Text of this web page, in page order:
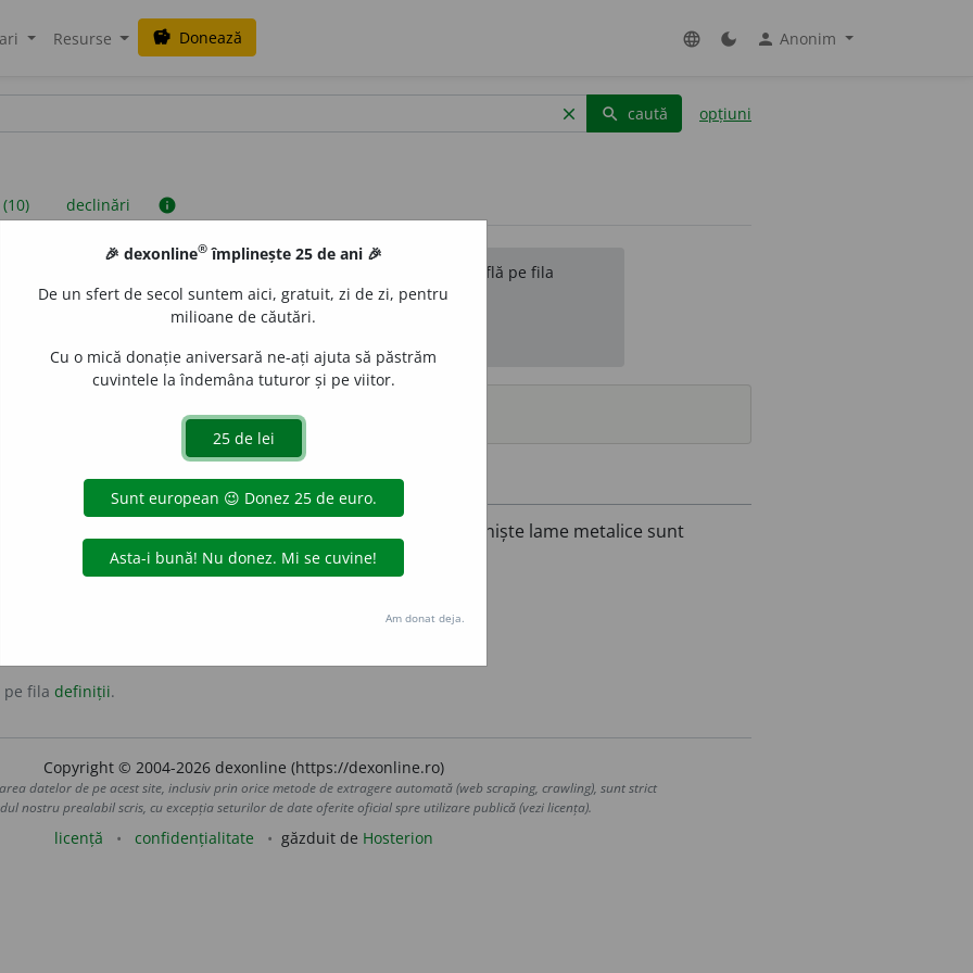
Resurse savings Donează language dark_mode person Anonim
clear search caută opțiuni
declinări info
sunt compilate de echipa dexonline. Definițiile originale se află pe fila
reordona filele pe pagina depreferințe.
surse
neutru
asemănător cu xilofonul, în care sunetele produse de niște lame metalice sunt
de rezonanță.
pe fila definiții.
Copyright © 2004-2026 dexonline (https://dexonline.ro)
datelor de pe acest site, inclusiv prin orice metode de extragere automată (web scraping, crawling), sunt strict
nostru prealabil scris, cu excepția seturilor de date oferite oficial spre utilizare publică (vezi licența).
licență confidențialitate găzduit de Hosterion
🎉 dexonline® împlinește 25 de ani 🎉
De un sfert de secol suntem aici, gratuit, zi de zi, pentru
milioane de căutări.
Cu o mică donație aniversară ne-ați ajuta să păstrăm
cuvintele la îndemâna tuturor și pe viitor.
Am donat deja.